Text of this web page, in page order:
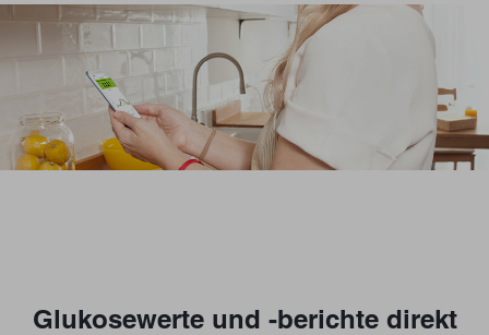
Glukosewerte und -berichte direkt